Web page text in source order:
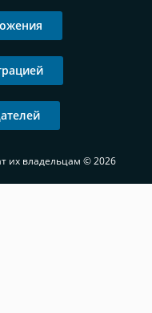
их владельцам © 2026